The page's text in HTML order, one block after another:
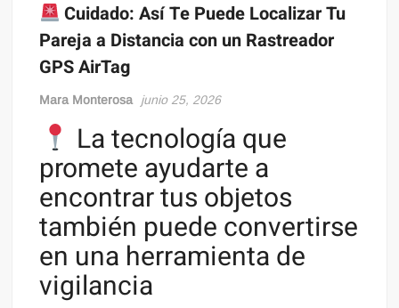
Cuidado: Así Te Puede Localizar Tu
Pareja a Distancia con un Rastreador
GPS AirTag
Mara Monterosa junio 25, 2026
La tecnología que
promete ayudarte a
encontrar tus objetos
también puede convertirse
en una herramienta de
vigilancia